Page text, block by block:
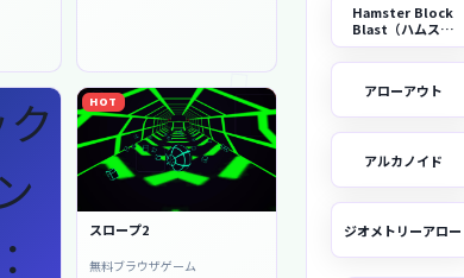
HOT
スロープ2
無料ブラウザゲーム
Hamster Block
Blast（ハムスタ
ー・ブロックブラス
ト）
アローアウト
アルカノイド
ジオメトリーアロー